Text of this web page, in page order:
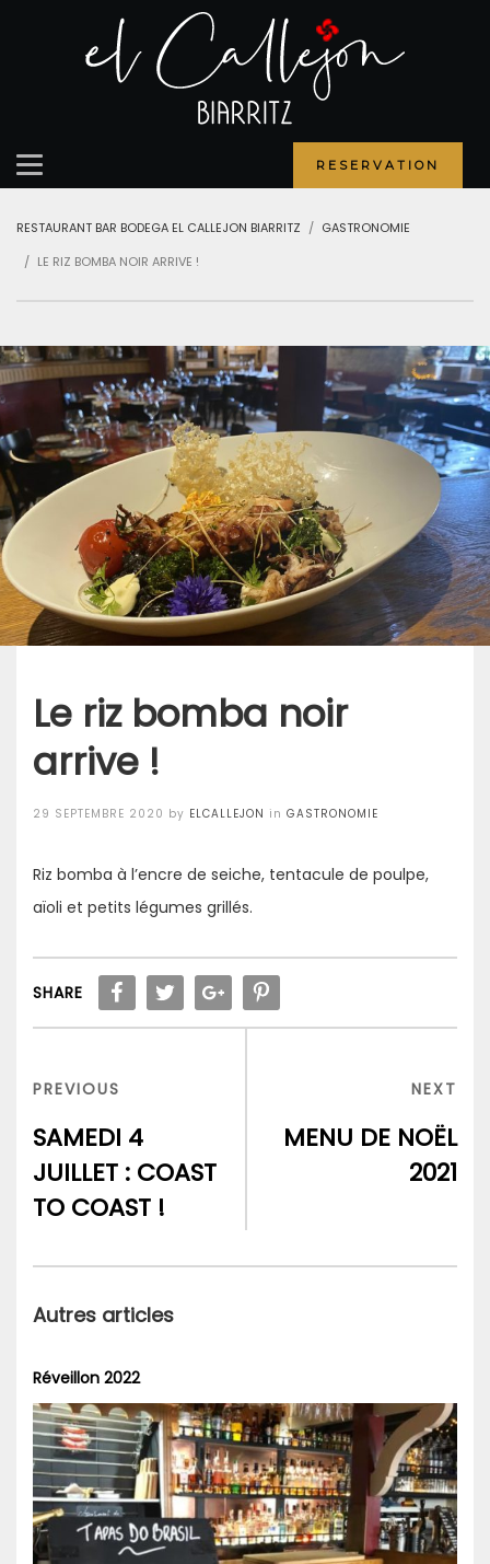
RESERVATION
RESTAURANT BAR BODEGA EL CALLEJON BIARRITZ
GASTRONOMIE
LE RIZ BOMBA NOIR ARRIVE !
Le riz bomba noir
arrive !
Posted
29 SEPTEMBRE 2020 by ELCALLEJON in GASTRONOMIE
Riz bomba à l’encre de seiche, tentacule de poulpe,
aïoli et petits légumes grillés.
SHARE
de
l’article
PREVIOUS
PREVIOUS
SAMEDI 4
JUILLET : COAST
TO COAST !
NEXT
MENU DE NOËL
2021
Autres articles
Réveillon 2022